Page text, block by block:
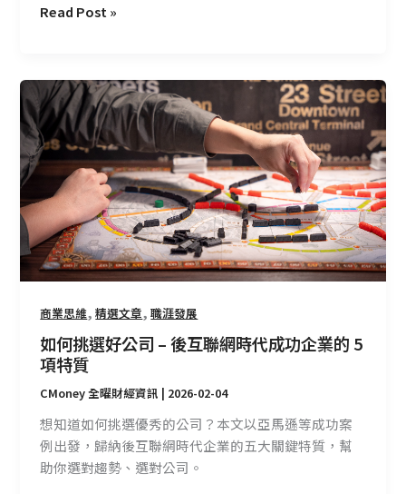
Read Post »
商業思維,精選文章,職涯發展
如何挑選好公司 – 後互聯網時代成功企業的 5
項特質
CMoney 全曜財經資訊 | 2026-02-04
想知道如何挑選優秀的公司？本文以亞馬遜等成功案
例出發，歸納後互聯網時代企業的五大關鍵特質，幫
助你選對趨勢、選對公司。
如
何
挑
選
好
公
司
–
後
互
聯
時
代
成
功
企
業